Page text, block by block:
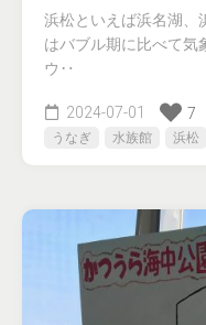
浜松といえば浜名湖、
はバブル期に比べて気
ウ‥
2024-07-01 7
うなぎ 水族館 浜松